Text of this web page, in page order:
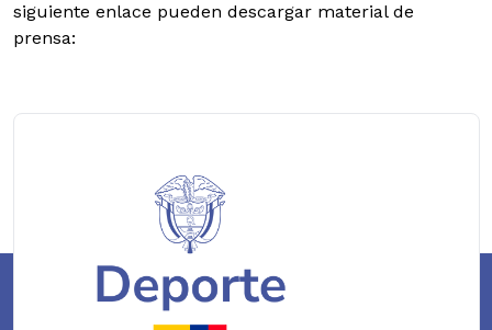
siguiente enlace pueden descargar material de
prensa: